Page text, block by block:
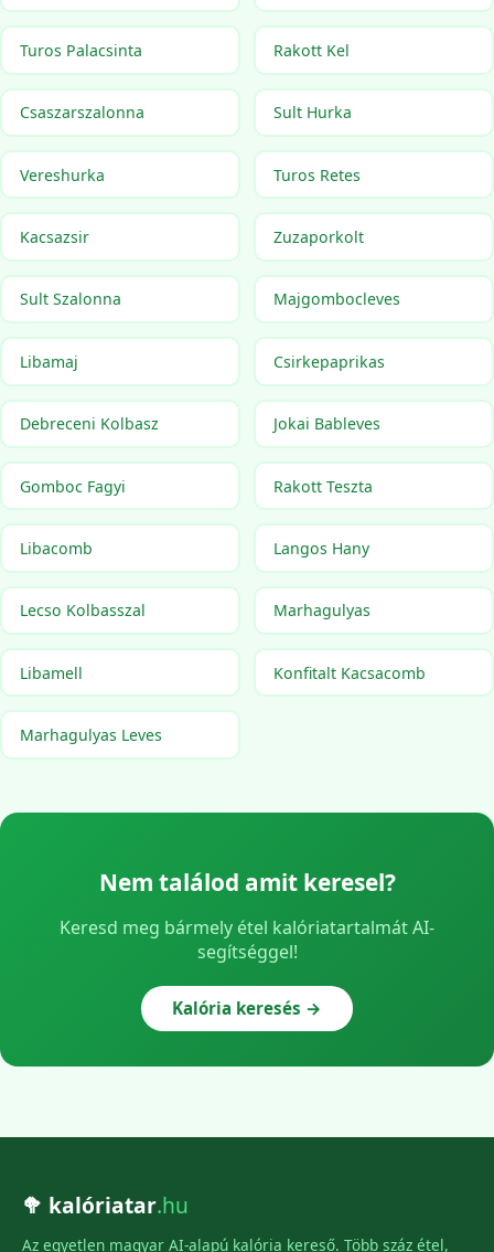
Turos Palacsinta Rakott Kel
Csaszarszalonna Sult Hurka
Vereshurka Turos Retes
Kacsazsir Zuzaporkolt
Sult Szalonna Majgombocleves
Libamaj Csirkepaprikas
Debreceni Kolbasz Jokai Bableves
Gomboc Fagyi Rakott Teszta
Libacomb Langos Hany
Lecso Kolbasszal Marhagulyas
Libamell Konfitalt Kacsacomb
Marhagulyas Leves
Nem találod amit keresel?
Keresd meg bármely étel kalóriatartalmát AI-
segítséggel!
Kalória keresés →
🥦 kalóriatar.hu
Az egyetlen magyar AI-alapú kalória kereső. Több száz étel,